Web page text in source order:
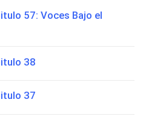
57: Voces Bajo el
38
37